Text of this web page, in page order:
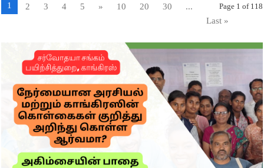
Page 1 of 118
1 2 3 4 5 » 10 20 30
...
Last »